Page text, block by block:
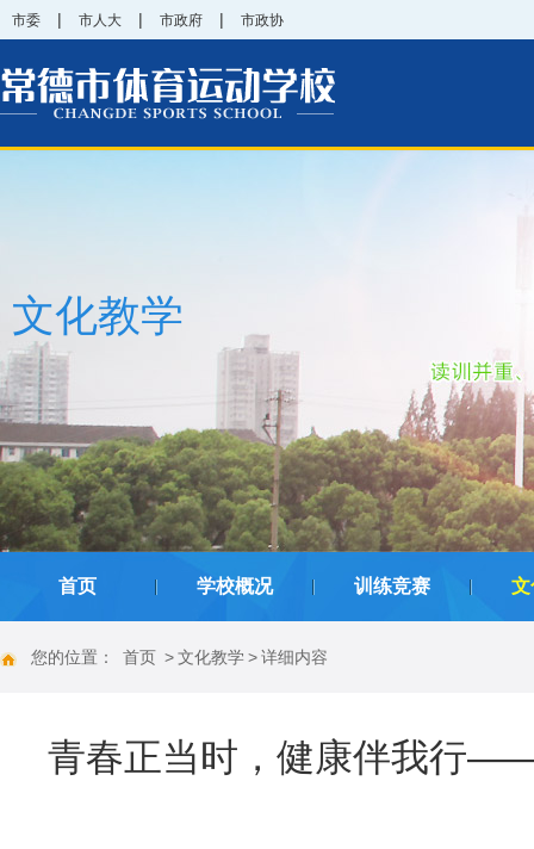
市委 | 市人大 | 市政府 | 市政协
文化教学
首页 学校概况 训练竞赛 文
您的位置： 首页 >文化教学>详细内容
青春正当时，健康伴我行